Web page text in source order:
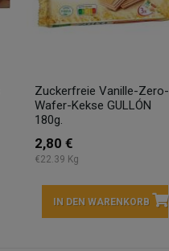
Zuckerfreie Vanille-Zero-
Wafer-Kekse GULLÓN
180g.
2,80 €
€22.39 Kg
IN DEN WARENKORB